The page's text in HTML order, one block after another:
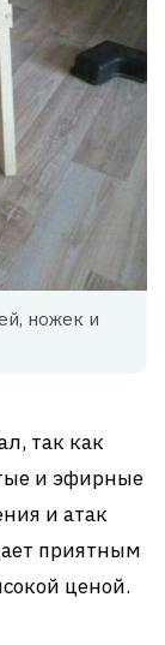
ножек и
так как
и эфирные
и атак
приятным
ценой.